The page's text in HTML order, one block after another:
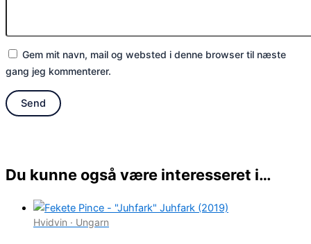
Gem mit navn, mail og websted i denne browser til næste
gang jeg kommenterer.
Du kunne også være interesseret i…
Hvidvin · Ungarn